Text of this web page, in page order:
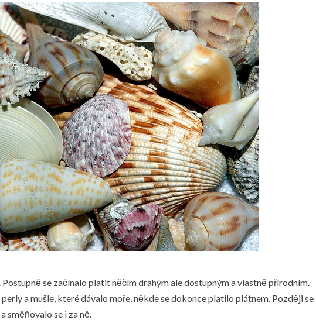
. Postupně se začínalo platit něčím drahým ale dostupným a vlastně přírodním.
a mušle, které dávalo moře, někde se dokonce platilo plátnem. Později se
směňovalo se i za ně.